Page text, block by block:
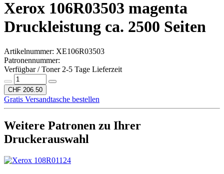
Xerox 106R03503 magenta
Druckleistung ca. 2500 Seiten
Artikelnummer: XE106R03503
Patronennummer:
Verfügbar / Toner 2-5 Tage Lieferzeit
CHF 206.50
Gratis Versandtasche bestellen
Weitere Patronen zu Ihrer
Druckerauswahl